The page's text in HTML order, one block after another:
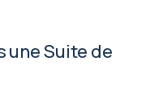
une Suite de